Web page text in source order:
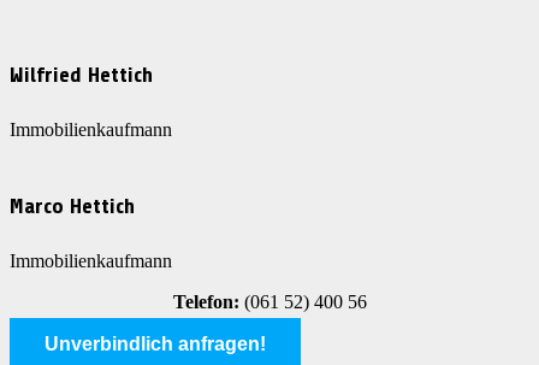
Wilfried Hettich
Immobilienkaufmann
Marco Hettich
Immobilienkaufmann
Telefon: (061 52) 400 56
Unverbindlich anfragen!